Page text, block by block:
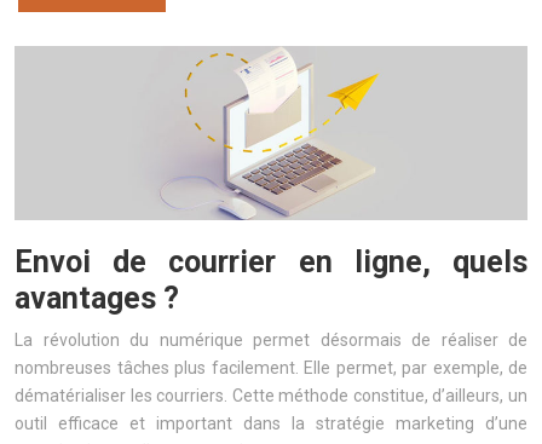
Envoi de courrier en ligne, quels
avantages ?
La révolution du numérique permet désormais de réaliser de
nombreuses tâches plus facilement. Elle permet, par exemple, de
dématérialiser les courriers. Cette méthode constitue, d’ailleurs, un
outil efficace et important dans la stratégie marketing d’une